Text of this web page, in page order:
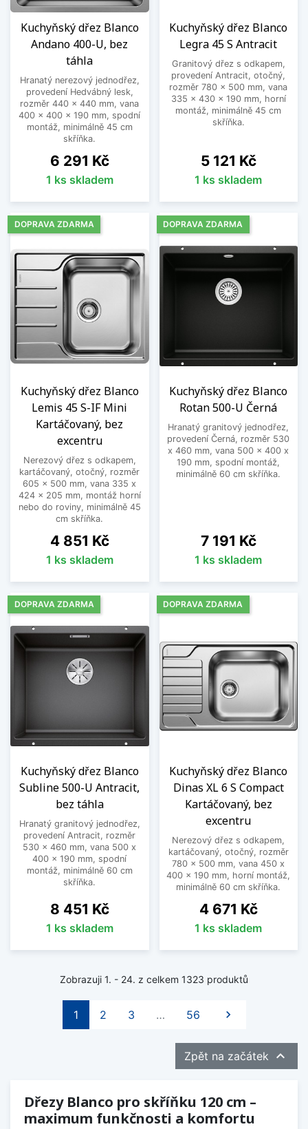
Kuchyňský dřez Blanco
Andano 400-U, bez
táhla
Hranatý nerezový jednodřez,
provedení Hedvábný lesk,
rozměr 440 x 440 mm, vana
400 x 400 x 190 mm, spodní
montáž, minimálně 45 cm
skříňka.
Cena
6 291 Kč
1 ks skladem
Kuchyňský dřez Blanco
Legra 45 S Antracit
Granitový dřez s odkapem,
provedení Antracit, otočný,
rozměr 780 x 500 mm, vana
335 x 430 x 190 mm, horní
montáž, minimálně 45 cm
skříňka.
Cena
5 121 Kč
1 ks skladem
Kuchyňský dřez Blanco
Lemis 45 S-IF Mini
Kartáčovaný, bez
excentru
Nerezový dřez s odkapem,
kartáčovaný, otočný, rozměr
605 x 500 mm, vana 335 x
424 x 205 mm, montáž horní
nebo do roviny, minimálně 45
cm skříňka.
Cena
4 851 Kč
1 ks skladem
DOPRAVA ZDARMA
Kuchyňský dřez Blanco
Rotan 500-U Černá
Hranatý granitový jednodřez,
provedení Černá, rozměr 530
x 460 mm, vana 500 x 400 x
190 mm, spodní montáž,
minimálně 60 cm skříňka.
Cena
7 191 Kč
1 ks skladem
DOPRAVA ZDARMA
Kuchyňský dřez Blanco
Subline 500-U Antracit,
bez táhla
Hranatý granitový jednodřez,
provedení Antracit, rozměr
530 x 460 mm, vana 500 x
400 x 190 mm, spodní
montáž, minimálně 60 cm
skříňka.
Cena
8 451 Kč
1 ks skladem
DOPRAVA ZDARMA
Kuchyňský dřez Blanco
Dinas XL 6 S Compact
Kartáčovaný, bez
excentru
Nerezový dřez s odkapem,
kartáčovaný, otočný, rozměr
780 x 500 mm, vana 450 x
400 x 190 mm, horní montáž,
minimálně 60 cm skříňka.
Cena
4 671 Kč
1 ks skladem
DOPRAVA ZDARMA
Zobrazuji 1. - 24. z celkem 1323 produktů
1 2 3 … 56 Další

Zpět na začátek 
Dřezy Blanco pro skříňku 120 cm –
maximum funkčnosti a komfortu